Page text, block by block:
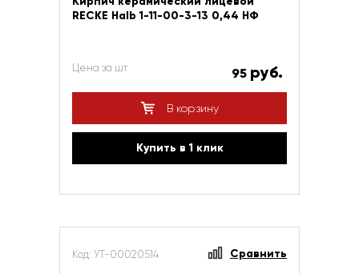
RECKE Halb 1-11-00-3-13 0,44 НФ
Цена за шт 95 руб.
В корзину
Купить в 1 клик
Код: УТ-00020514 Сравнить